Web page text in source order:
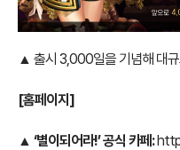
▲ 출시 3,000일을 기념해 대규
[홈페이지]
▲ ‘별이되어라!’ 공식 카페: